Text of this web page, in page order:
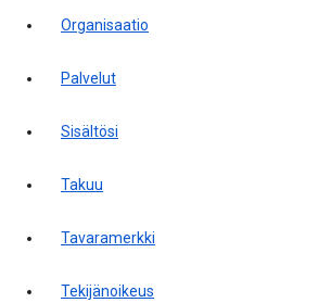
organisaatio
palvelut
sisältösi
takuu
tavaramerkki
tekijänoikeus